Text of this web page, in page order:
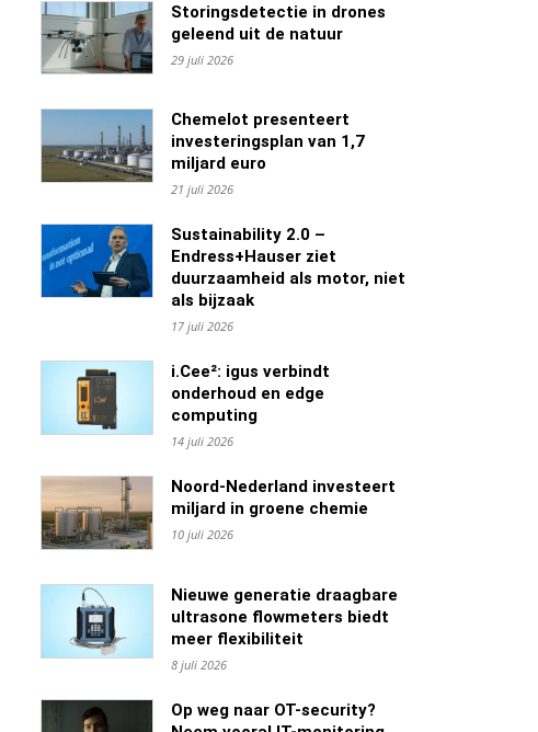
Storingsdetectie in drones
geleend uit de natuur
29 juli 2026
Chemelot presenteert
investeringsplan van 1,7
miljard euro
21 juli 2026
Sustainability 2.0 –
Endress+Hauser ziet
duurzaamheid als motor, niet
als bijzaak
17 juli 2026
i.Cee²: igus verbindt
onderhoud en edge
computing
14 juli 2026
Noord-Nederland investeert
miljard in groene chemie
10 juli 2026
Nieuwe generatie draagbare
ultrasone flowmeters biedt
meer flexibiliteit
8 juli 2026
Op weg naar OT-security?